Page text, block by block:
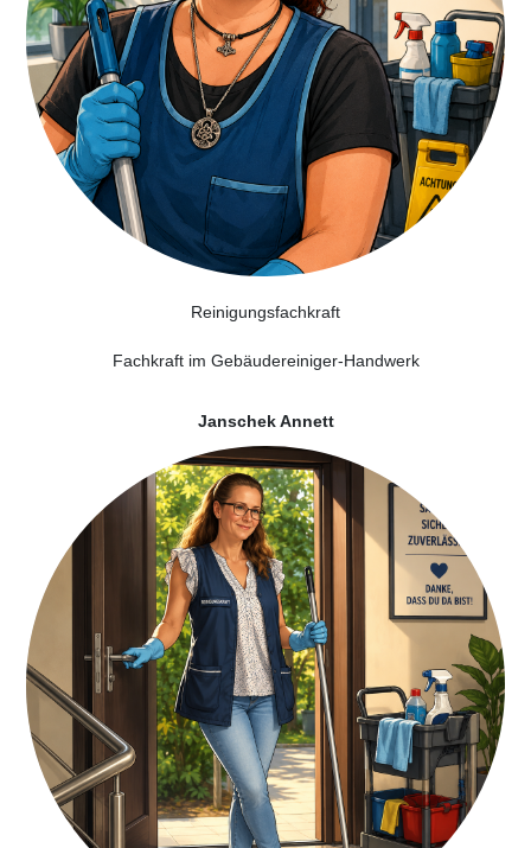
Reinigungsfachkraft
Fachkraft im Gebäudereiniger-Handwerk
Janschek Annett